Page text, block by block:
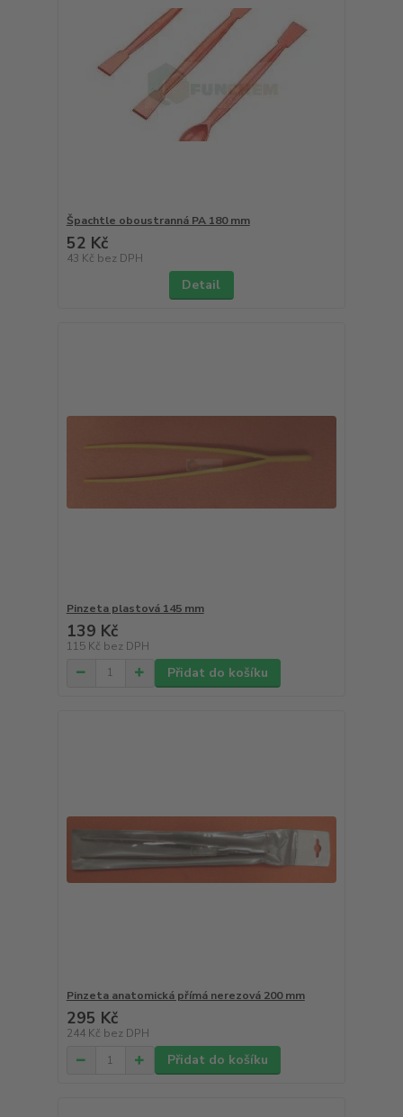
Špachtle oboustranná PA 180 mm
52 Kč
43 Kč bez DPH
Detail
Pinzeta plastová 145 mm
139 Kč
115 Kč bez DPH
Přidat do košíku
Pinzeta anatomická přímá nerezová 200 mm
295 Kč
244 Kč bez DPH
Přidat do košíku